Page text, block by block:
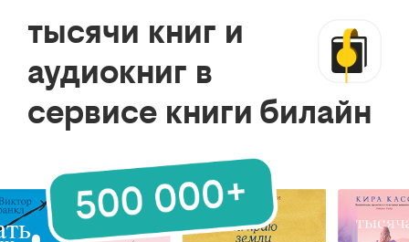
тысячи книг и
аудиокниг в
сервисе книги билайн